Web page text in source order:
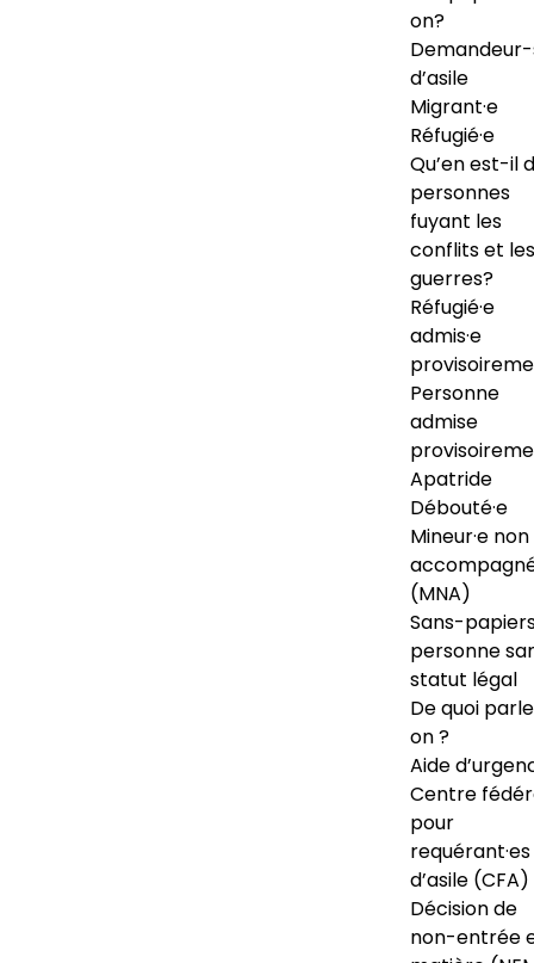
on?
d’asile
Migrant·e
Réfugié·e
Qu’en est-il
personnes
fuyant les
conflits et les
guerres?
Réfugié·e
admis·e
Personne
admise
Apatride
Débouté·e
Mineur·e non
(MNA)
Sans-
personne
statut légal
De quoi
on ?
Aide
Centre
pour
requérant·es
d’asile (CFA)
Décision de
non-entrée